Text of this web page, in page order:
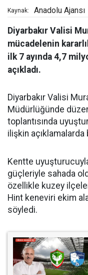
Kaynak: Anadolu Ajansı
Diyarbakır Valisi
mücadelenin
ilk 7 ayında 4,7
açıkladı.
Diyarbakır Valisi
Müdürlüğünde
toplantısında
ilişkin açıklamalarda
Kentte
güçleriyle sahada
özellikle kuzey
Hint keneviri ekim
söyledi.